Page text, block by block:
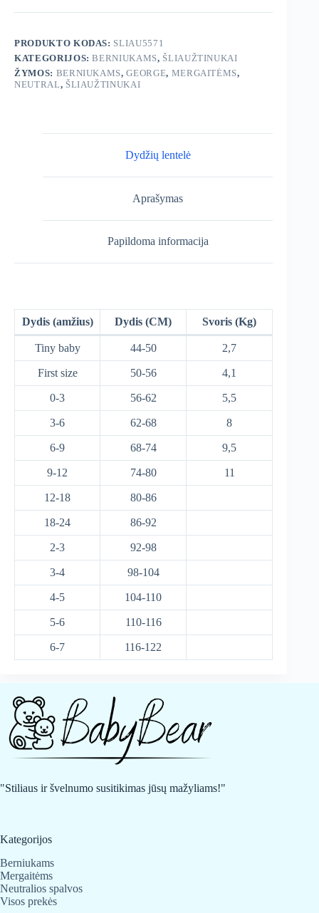
PRODUKTO KODAS: SLIAU5571
KATEGORIJOS:BERNIUKAMS, ŠLIAUŽTINUKAI
ŽYMOS: BERNIUKAMS,GEORGE, MERGAITĖMS,
NEUTRAL, ŠLIAUŽTINUKAI
Dydžių lentelė
Aprašymas
Papildoma informacija
Dydis (amžius) Dydis (CM) Svoris (Kg)
Tiny baby 44-50 2,7
First size 50-56 4,1
0-3 56-62 5,5
3-6 62-68 8
6-9 68-74 9,5
9-12 74-80 11
12-18 80-86
18-24 86-92
2-3 92-98
3-4 98-104
4-5 104-110
5-6 110-116
6-7 116-122
"Stiliaus ir švelnumo susitikimas jūsų mažyliams!"
Kategorijos
Berniukams
Mergaitėms
Neutralios spalvos
Visos prekės